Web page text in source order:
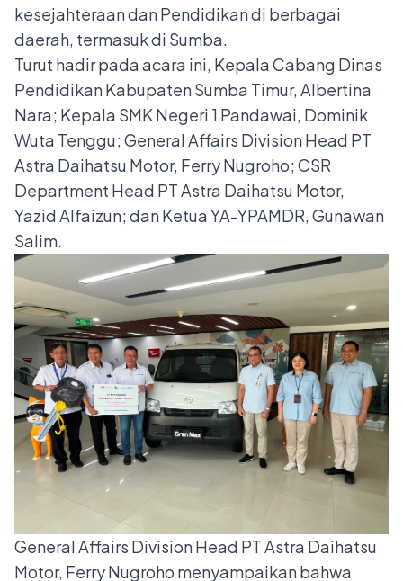
kesejahteraan dan Pendidikan di berbagai
daerah, termasuk di Sumba.
Turut hadir pada acara ini, Kepala Cabang Dinas
Pendidikan Kabupaten Sumba Timur, Albertina
Nara; Kepala SMK Negeri 1 Pandawai, Dominik
Wuta Tenggu; General Affairs Division Head PT
Astra Daihatsu Motor, Ferry Nugroho; CSR
Department Head PT Astra Daihatsu Motor,
Yazid Alfaizun; dan Ketua YA-YPAMDR, Gunawan
Salim.
General Affairs Division Head PT Astra Daihatsu
Motor, Ferry Nugroho menyampaikan bahwa